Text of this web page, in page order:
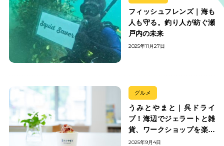
フィッシュフレンズ｜海も
人も守る。釣り人が紡ぐ瀬
戸内の未来
2025年11月27日
グルメ
うみとやまと｜呉ドライ
ブ！海辺でジェラートと雑
貨、ワークショップを楽し
む
2025年9月4日